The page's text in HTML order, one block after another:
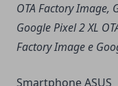
OTA Factory Image,
Google Pixel 2 XL
Factory Image e
Smartphone ASUS